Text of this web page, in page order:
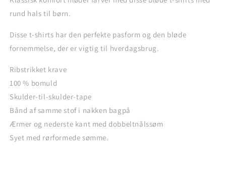
rund hals til børn.
Disse t-shirts har den perfekte pasform og den bløde
fornemmelse, der er vigtig til hverdagsbrug.
Ribstrikket krave
100 % bomuld
Skulder-til-skulder-tape
Bånd af samme stof i nakken bagpå
Ærmer og nederste kant med dobbeltnålssøm
Syet med rørformede sømme.